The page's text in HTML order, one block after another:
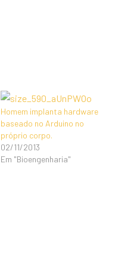
Homem implanta hardware
baseado no Arduino no
próprio corpo.
02/11/2013
Em "Bioengenharia"